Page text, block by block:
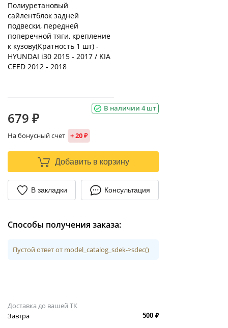
Полиуретановый
сайлентблок задней
подвески, передней
поперечной тяги, крепление
к кузову(Кратность 1 шт) -
HYUNDAI i30 2015 - 2017 / KIA
CEED 2012 - 2018
В наличии 4 шт
679 ₽
На бонусный счет + 20 ₽
Добавить в корзину
В закладки Консультация
Способы получения заказа:
Пустой ответ от model_catalog_sdek->sdec()
Доставка до вашей ТК
Завтра
500 ₽